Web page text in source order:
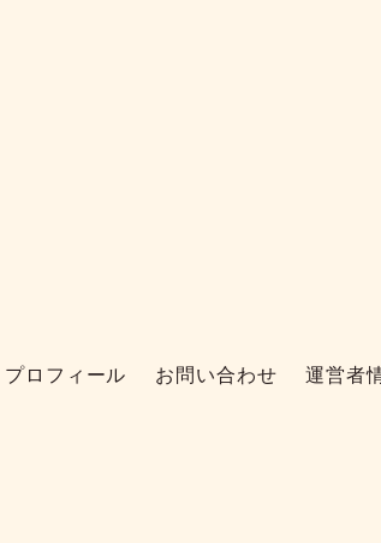
プロフィール お問い合わせ 運営者